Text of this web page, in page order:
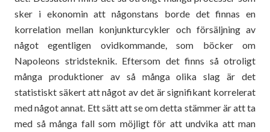
sker i ekonomin att någonstans borde det finnas en
korrelation mellan konjunkturcykler och försäljning av
något egentligen ovidkommande, som böcker om
Napoleons stridsteknik. Eftersom det finns så otroligt
många produktioner av så många olika slag är det
statistiskt säkert att något av det är signifikant korrelerat
med något annat. Ett sätt att se om detta stämmer är att ta
med så många fall som möjligt för att undvika att man